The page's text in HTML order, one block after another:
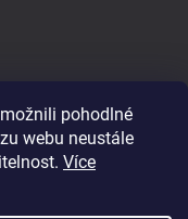
pohodlné
webu neustále
Více